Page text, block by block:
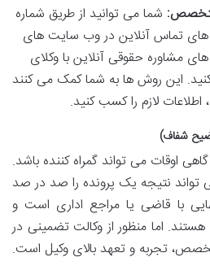
متخصص: شما می توانید از طریق شماره
های تماس آنلاین در وب سایت های
های مشاوره حقوقی آنلاین با وکلای
این روش ها به شما کمک می کنند
اطلاعات لازم را کسب کنید.
شفاف)
اوقات می تواند گمراه کننده باشد.
تواند نتیجه یک پرونده را صد در صد
با قاضی یا مراجع اداری است و
اما منظور از وکالت تضمینی در
تجربه و تعهد بالای وکیل است.